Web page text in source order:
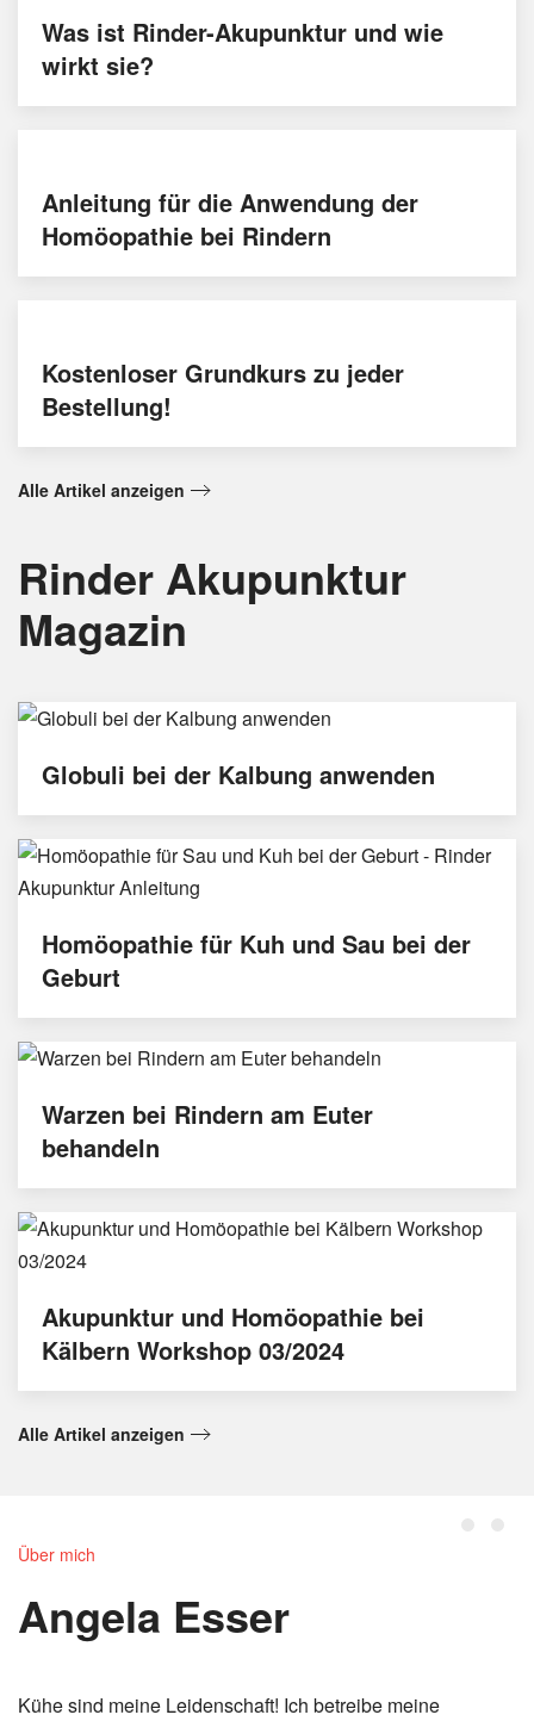
Was ist Rinder-Akupunktur und wie
wirkt sie?
Anleitung für die Anwendung der
Homöopathie bei Rindern
Kostenloser Grundkurs zu jeder
Bestellung!
Alle Artikel anzeigen
Rinder Akupunktur
Magazin
Globuli bei der Kalbung anwenden
Homöopathie für Kuh und Sau bei der
Geburt
Warzen bei Rindern am Euter
behandeln
Akupunktur und Homöopathie bei
Kälbern Workshop 03/2024
Alle Artikel anzeigen
Über mich
Angela Esser
Kühe sind meine Leidenschaft! Ich betreibe meine